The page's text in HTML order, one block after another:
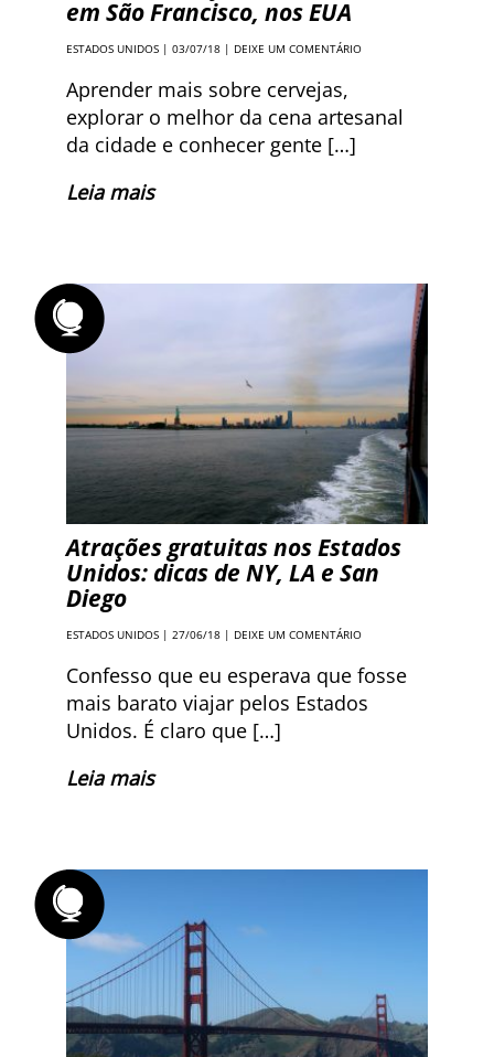
em São Francisco, nos EUA
ESTADOS UNIDOS | 03/07/18 | DEIXE UM COMENTÁRIO
Aprender mais sobre cervejas,
explorar o melhor da cena artesanal
da cidade e conhecer gente […]
Leia mais
Atrações gratuitas nos Estados
Unidos: dicas de NY, LA e San
Diego
ESTADOS UNIDOS | 27/06/18 | DEIXE UM COMENTÁRIO
Confesso que eu esperava que fosse
mais barato viajar pelos Estados
Unidos. É claro que […]
Leia mais